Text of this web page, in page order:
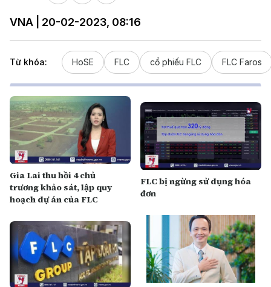
VNA | 20-02-2023, 08:16
Từ khóa: HoSE FLC cổ phiếu FLC FLC Faros
Gia Lai thu hồi 4 chủ
trương khảo sát, lập quy
hoạch dự án của FLC
FLC bị ngừng sử dụng hóa
đơn